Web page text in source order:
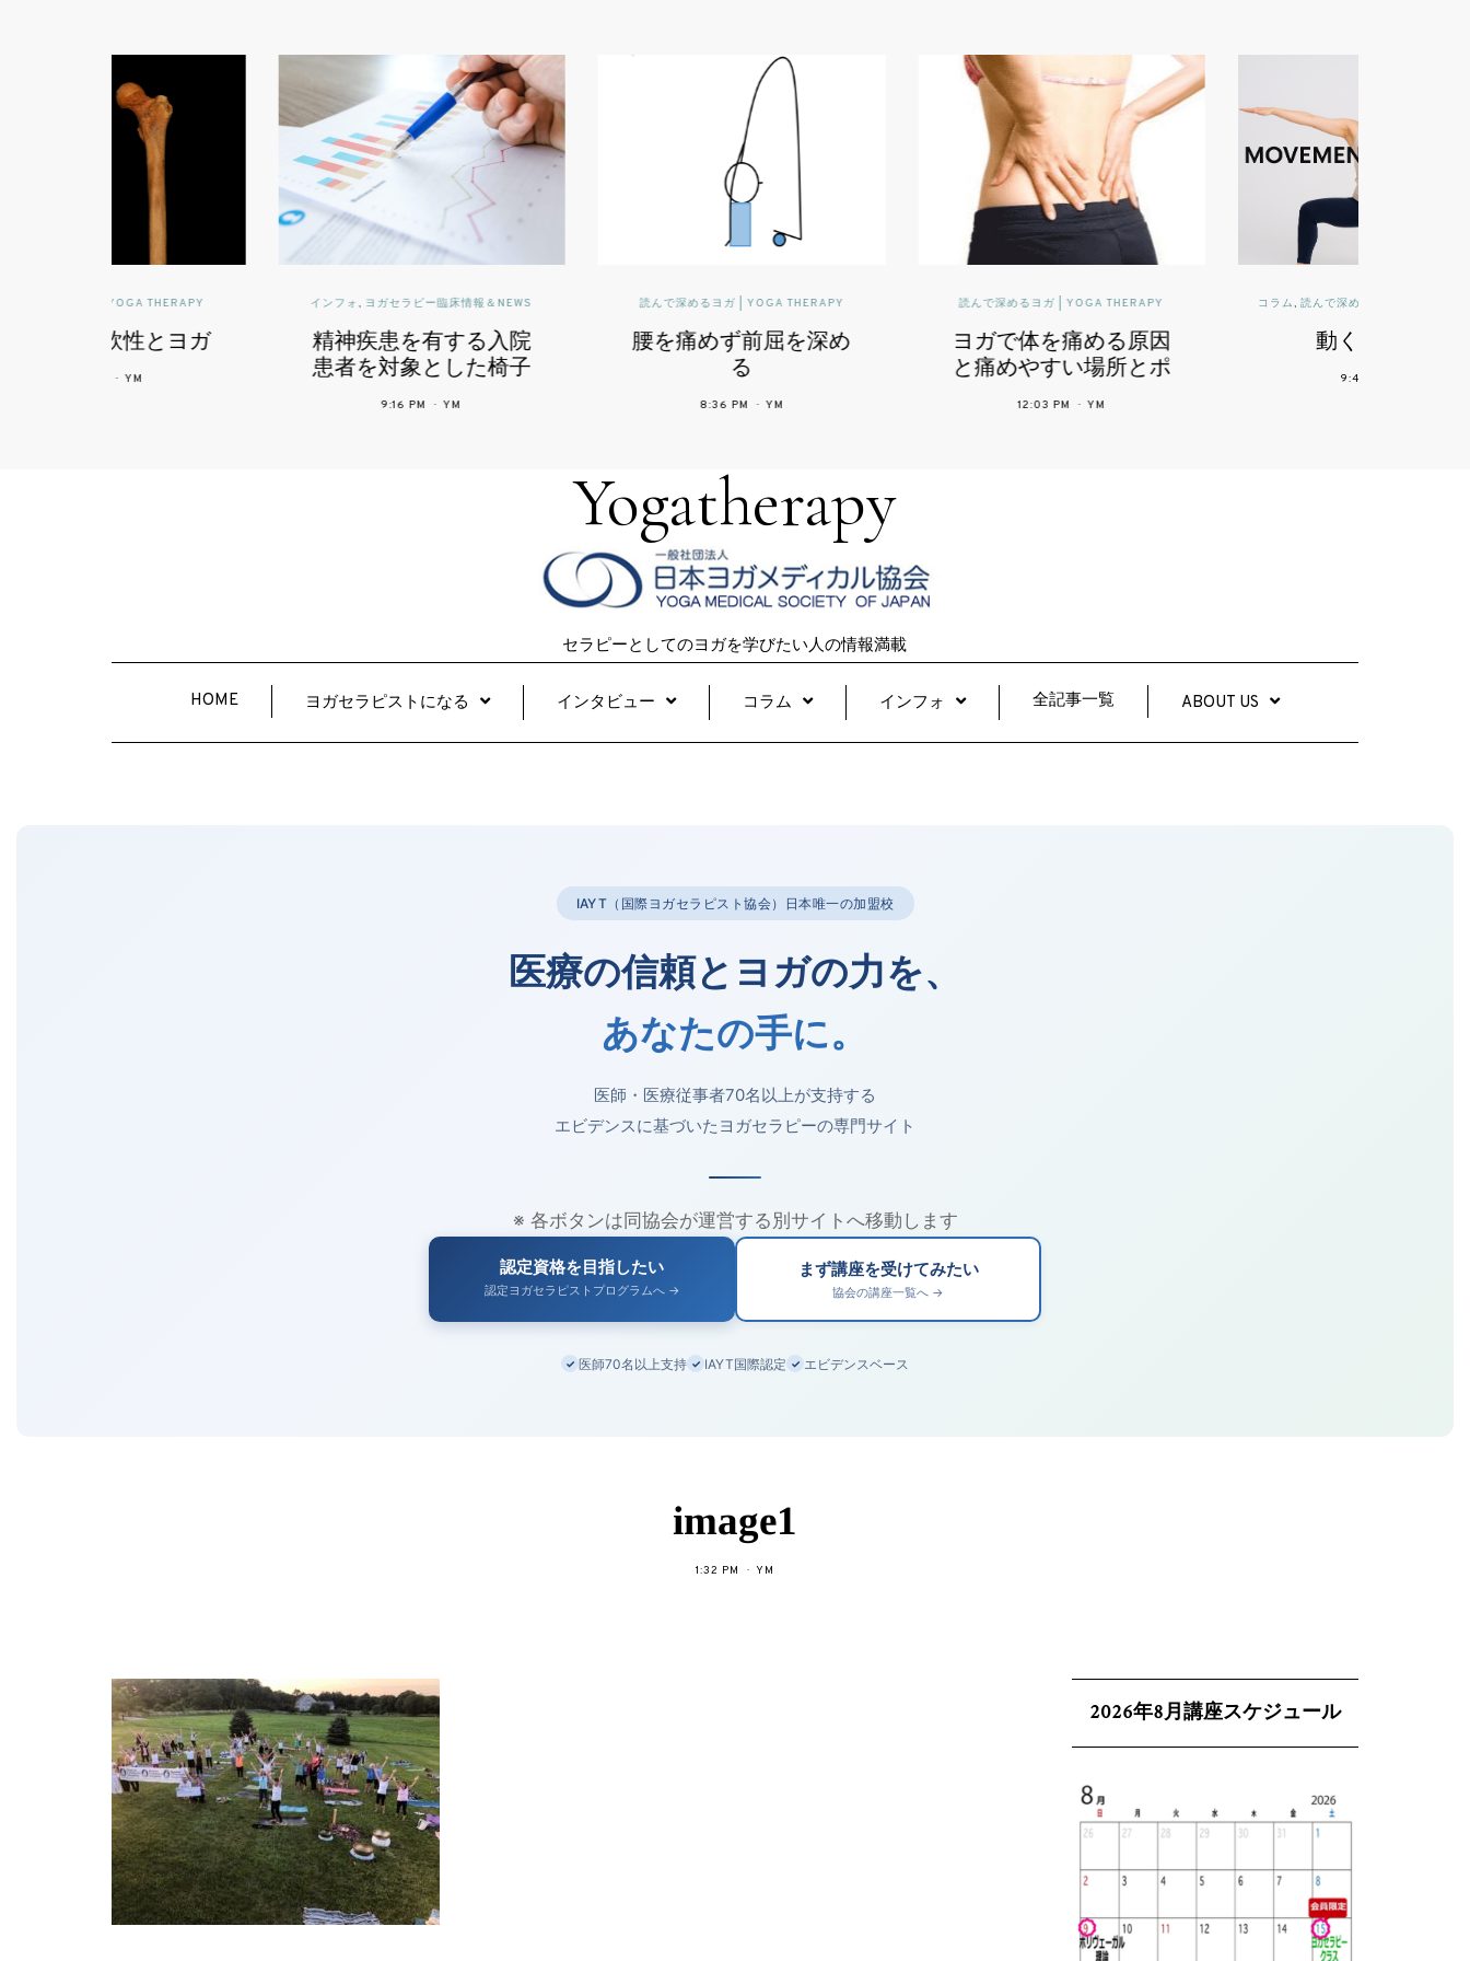
インフォ,ヨガセラピー臨床情報＆NEWS
精神疾患を有する入院
患者を対象とした椅子
読んで深めるヨガ | YOGA THERAPY
腰を痛めず前屈を深め
読んで深めるヨガ | YOGA THERAPY
ヨガで体を痛める原因
と痛めやすい場所とポ
コラム,読んで深めるヨガ | YOGA THERAPY
動くことは薬
Yogatherapy
セラピーとしてのヨガを学びたい人の情報満載
HOME ヨガセラピストになる インタビュー コラム インフォ 全記事一覧 ABOUT US
IAYT（国際ヨガセラピスト協会）日本唯一の加盟校
医療の信頼とヨガの力を、
あなたの手に。
医師・医療従事者70名以上が支持する
エビデンスに基づいたヨガセラピーの専門サイト
※ 各ボタンは同協会が運営する別サイトへ移動します
認定資格を目指したい
認定ヨガセラピストプログラムへ →
まず講座を受けてみたい
協会の講座一覧へ →
✓ 医師70名以上支持 ✓ IAYT国際認定 ✓ エビデンスベース
image1
1:32 PM YM
2026年8月講座スケジュール